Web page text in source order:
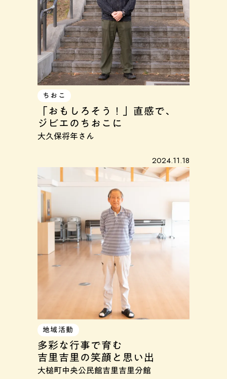
ちおこ
「おもしろそう！」直感で、
ジビエのちおこに
大久保将年さん
2024.11.18
地域活動
多彩な行事で育む
吉里吉里の笑顔と思い出
大槌町中央公民館吉里吉里分館